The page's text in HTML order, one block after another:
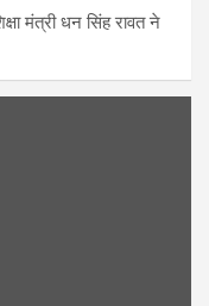
मंत्री धन सिंह रावत ने